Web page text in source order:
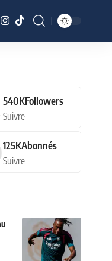
540KFollowers
Suivre
125KAbonnés
Suivre